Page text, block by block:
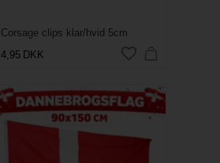
Corsage clips klar/hvid 5cm
4,95 DKK